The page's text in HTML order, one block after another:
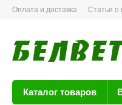
Оплата и доставка Статьи о
Каталог товаров